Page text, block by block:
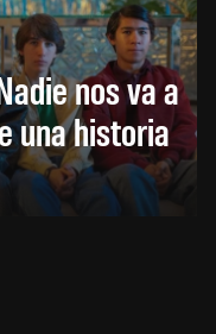
nos va a
una historia